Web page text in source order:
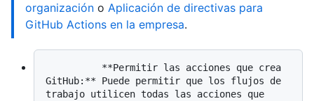
organización o Aplicación de directivas para
GitHub Actions en la empresa.
GitHub:** Puede permitir que los flujos de
trabajo utilicen todas las acciones que